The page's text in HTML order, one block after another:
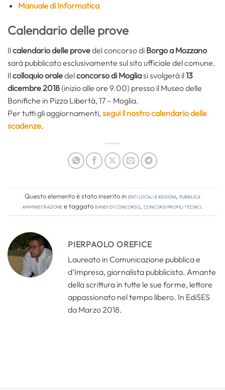
Manuale di Informatica
Calendario delle prove
Ilcalendario delle provedel concorso di Borgo a Mozzano
sarà pubblicato esclusivamente sul sito ufficiale del comune.
Ilcolloquio oraledelconcorso di Mogliasi svolgerà il13
dicembre 2018(inizio alle ore 9.00) presso il Museo delle
Bonifiche in Pizza Libertà, 17 – Moglia.
Per tutti gli aggiornamenti, segui il nostro calendario delle
scadenze.
Questo elemento è stato inserito inEnti locali e regioni, Pubblica
amministrazionee taggatobandi di concorso, concorsi profili tecnici.
PIERPAOLO OREFICE
Laureato in Comunicazione pubblica e
d’Impresa, giornalista pubblicista. Amante
della scrittura in tutte le sue forme, lettore
appassionato nel tempo libero. In EdiSES
da Marzo 2018.